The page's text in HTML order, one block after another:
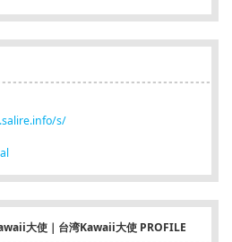
s/
大使｜台湾Kawaii大使 PROFILE